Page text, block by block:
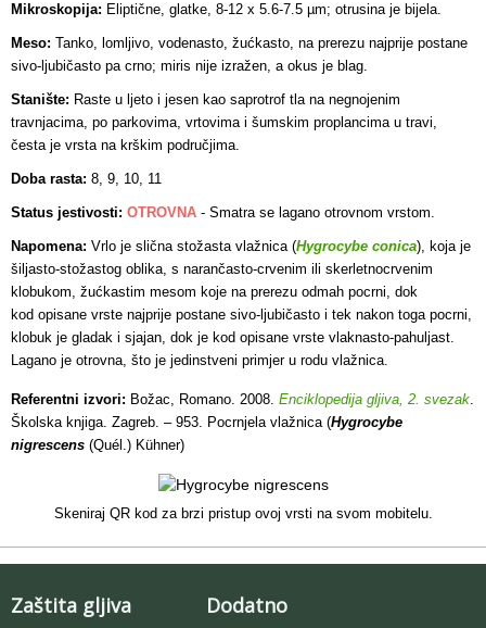
Mikroskopija: Eliptične, glatke, 8-12 x 5.6-7.5 µm; otrusina je bijela.
Meso: Tanko, lomljivo, vodenasto, žućkasto, na prerezu najprije postane
sivo-ljubičasto pa crno; miris nije izražen, a okus je blag.
Stanište: Raste u ljeto i jesen kao saprotrof tla na negnojenim
travnjacima, po parkovima, vrtovima i šumskim proplancima u travi,
česta je vrsta na krškim područjima.
Doba rasta: 8, 9, 10, 11
Status jestivosti: OTROVNA - Smatra se lagano otrovnom vrstom.
Napomena: Vrlo je slična stožasta vlažnica (Hygrocybe conica), koja je
šiljasto-stožastog oblika, s narančasto-crvenim ili skerletnocrvenim
klobukom, žućkastim mesom koje na prerezu odmah pocrni, dok
kod opisane vrste najprije postane sivo-ljubičasto i tek nakon toga pocrni,
klobuk je gladak i sjajan, dok je kod opisane vrste vlaknasto-pahuljast.
Lagano je otrovna, što je jedinstveni primjer u rodu vlažnica.
Referentni izvori: Božac, Romano. 2008. Enciklopedija gljiva, 2. svezak.
Školska knjiga. Zagreb. – 953. Pocrnjela vlažnica (Hygrocybe
nigrescens (Quél.) Kühner)
Skeniraj QR kod za brzi pristup ovoj vrsti na svom mobitelu.
Zaštita gljiva Dodatno